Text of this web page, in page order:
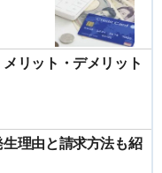
リット・デメリット
理由と請求方法も紹